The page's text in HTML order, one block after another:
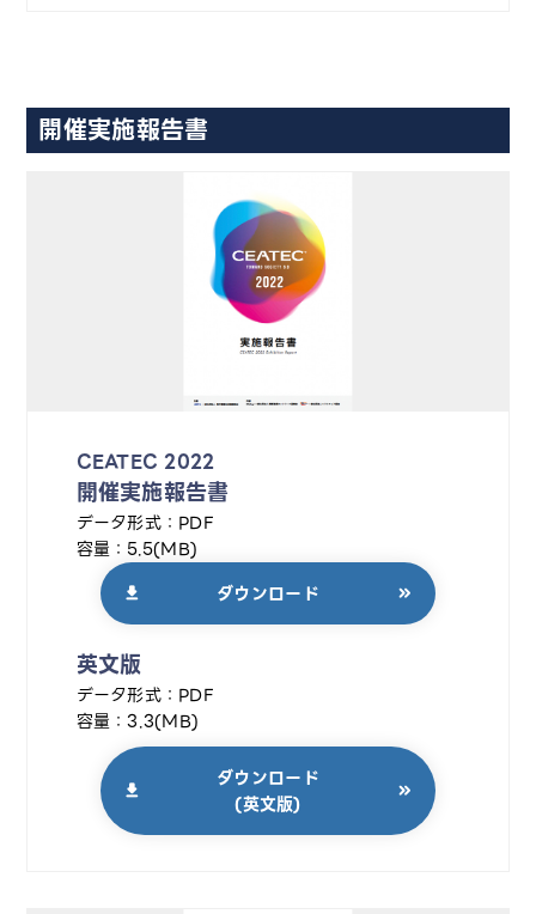
開催実施報告書
CEATEC 2022
開催実施報告書
データ形式：PDF
容量：5.5(MB)
ダウンロード
英文版
データ形式：PDF
容量：3.3(MB)
ダウンロード
(英文版)